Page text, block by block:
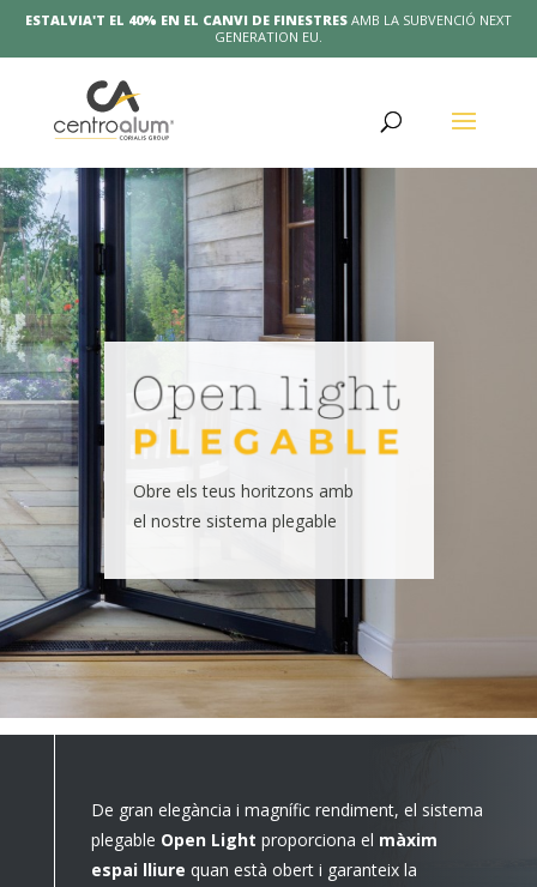
ESTALVIA'T EL 40% EN EL CANVI DE FINESTRES AMB LA SUBVENCIÓ NEXT
GENERATION EU.
Obre els teus horitzons amb
el nostre sistema plegable
De gran elegància i magnífic rendiment, el sistema
plegable Open Light proporciona el màxim
espai lliure quan està obert i garanteix la